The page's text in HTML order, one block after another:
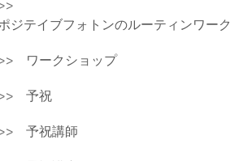
ジテイブフォトンのルーティンワーク
ワークショップ
予祝
予祝講師